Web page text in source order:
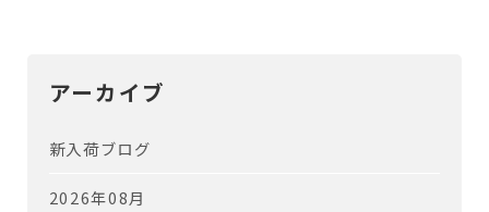
アーカイブ
新入荷ブログ
2026年08月